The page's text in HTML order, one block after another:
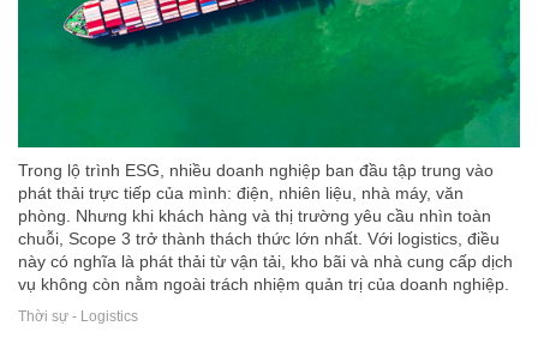
Trong lộ trình ESG, nhiều doanh nghiệp ban đầu tập trung vào
phát thải trực tiếp của mình: điện, nhiên liệu, nhà máy, văn
phòng. Nhưng khi khách hàng và thị trường yêu cầu nhìn toàn
chuỗi, Scope 3 trở thành thách thức lớn nhất. Với logistics, điều
này có nghĩa là phát thải từ vận tải, kho bãi và nhà cung cấp dịch
vụ không còn nằm ngoài trách nhiệm quản trị của doanh nghiệp.
Thời sự - Logistics